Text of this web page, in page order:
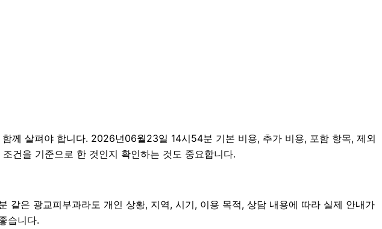
께 살펴야 합니다. 2026년06월23일 14시54분 기본 비용, 추가 비용, 포함 항목, 제외
건을 기준으로 한 것인지 확인하는 것도 중요합니다.
은 광교피부과라도 개인 상황, 지역, 시기, 이용 목적, 상담 내용에 따라 실제 안내가
습니다.